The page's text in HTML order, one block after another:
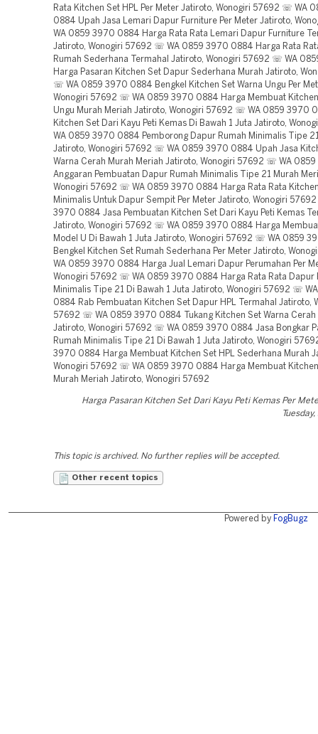
Rata Kitchen Set HPL Per Meter Jatiroto, Wonogiri 57692 ☏ WA
0884 Upah Jasa Lemari Dapur Furniture Per Meter Jatiroto,
WA 0859 3970 0884 Harga Rata Rata Lemari Dapur Furniture
Jatiroto, Wonogiri 57692 ☏ WA 0859 3970 0884 Harga Rata
Rumah Sederhana Termahal Jatiroto, Wonogiri 57692 ☏ WA
Harga Pasaran Kitchen Set Dapur Sederhana Murah Jatiroto,
☏ WA 0859 3970 0884 Bengkel Kitchen Set Warna Ungu Per
Wonogiri 57692 ☏ WA 0859 3970 0884 Harga Membuat Kitchen
Ungu Murah Meriah Jatiroto, Wonogiri 57692 ☏ WA 0859 3970
Kitchen Set Dari Kayu Peti Kemas Di Bawah 1 Juta Jatiroto,
WA 0859 3970 0884 Pemborong Dapur Rumah Minimalis Tipe
Jatiroto, Wonogiri 57692 ☏ WA 0859 3970 0884 Upah Jasa
Warna Cerah Murah Meriah Jatiroto, Wonogiri 57692 ☏ WA
Anggaran Pembuatan Dapur Rumah Minimalis Tipe 21 Murah
Wonogiri 57692 ☏ WA 0859 3970 0884 Harga Rata Rata
Minimalis Untuk Dapur Sempit Per Meter Jatiroto, Wonogiri
3970 0884 Jasa Pembuatan Kitchen Set Dari Kayu Peti Kemas
Jatiroto, Wonogiri 57692 ☏ WA 0859 3970 0884 Harga
Model U Di Bawah 1 Juta Jatiroto, Wonogiri 57692 ☏ WA 0859
Bengkel Kitchen Set Rumah Sederhana Per Meter Jatiroto,
WA 0859 3970 0884 Harga Jual Lemari Dapur Perumahan Per
Wonogiri 57692 ☏ WA 0859 3970 0884 Harga Rata Rata Dapur
Minimalis Tipe 21 Di Bawah 1 Juta Jatiroto, Wonogiri 57692 ☏
0884 Rab Pembuatan Kitchen Set Dapur HPL Termahal Jatiroto,
57692 ☏ WA 0859 3970 0884 Tukang Kitchen Set Warna Cerah
Jatiroto, Wonogiri 57692 ☏ WA 0859 3970 0884 Jasa Bongkar
Rumah Minimalis Tipe 21 Di Bawah 1 Juta Jatiroto, Wonogiri
3970 0884 Harga Membuat Kitchen Set HPL Sederhana Murah
Wonogiri 57692 ☏ WA 0859 3970 0884 Harga Membuat Kitchen
Murah Meriah Jatiroto, Wonogiri 57692
Harga Pasaran Kitchen Set Dari Kayu Peti Kemas Per
This topic is archived. No further replies will be accepted.
Other recent topics
Powered by FogBugz